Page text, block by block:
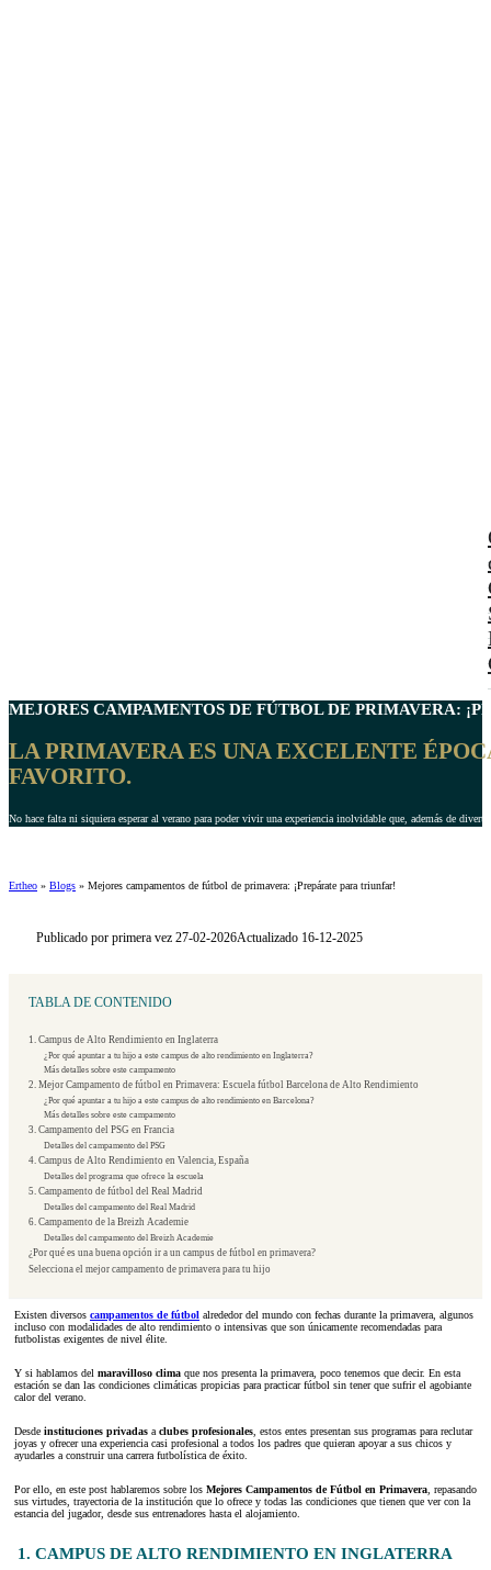
MEJORES CAMPAMENTOS DE FÚTBOL DE PRIMAVERA:
LA PRIMAVERA ES UNA EXCELENTE
FAVORITO.
No hace falta ni siquiera esperar al verano para poder vivir una experiencia inolvidable que, además de
Ertheo » Blogs » Mejores campamentos de fútbol de primavera: ¡Prepárate para triunfar!
Publicado por primera vez 27-02-2026Actualizado 16-12-2025
TABLA DE CONTENIDO
1. Campus de Alto Rendimiento en Inglaterra
¿Por qué apuntar a tu hijo a este campus de alto rendimiento en Inglaterra?
Más detalles sobre este campamento
2. Mejor Campamento de fútbol en Primavera: Escuela fútbol Barcelona de Alto Rendimiento
¿Por qué apuntar a tu hijo a este campus de alto rendimiento en Barcelona?
Más detalles sobre este campamento
3. Campamento del PSG en Francia
Detalles del campamento del PSG
4. Campus de Alto Rendimiento en Valencia, España
Detalles del programa que ofrece la escuela
5. Campamento de fútbol del Real Madrid
Detalles del campamento del Real Madrid
6. Campamento de la Breizh Academie
Detalles del campamento del Breizh Academie
¿Por qué es una buena opción ir a un campus de fútbol en primavera?
Selecciona el mejor campamento de primavera para tu hijo
Existen diversos campamentos de fútbol alrededor del mundo con fechas durante la primavera, algunos
incluso con modalidades de alto rendimiento o intensivas que son únicamente recomendadas para
futbolistas exigentes de nivel élite.
Y si hablamos del maravilloso clima que nos presenta la primavera, poco tenemos que decir. En esta
estación se dan las condiciones climáticas propicias para practicar fútbol sin tener que sufrir el agobiante
calor del verano.
Desde instituciones privadas a clubes profesionales , estos entes presentan sus programas para reclutar
joyas y ofrecer una experiencia casi profesional a todos los padres que quieran apoyar a sus chicos y
ayudarles a construir una carrera futbolística de éxito.
Por ello, en este post hablaremos sobre los Mejores Campamentos de Fútbol en Primavera , repasando
sus virtudes, trayectoria de la institución que lo ofrece y todas las condiciones que tienen que ver con la
estancia del jugador, desde sus entrenadores hasta el alojamiento.
1. CAMPUS DE ALTO RENDIMIENTO EN INGLATERRA